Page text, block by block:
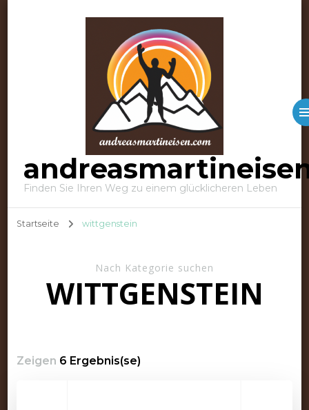
Finden Sie Ihren Weg zu einem glücklicheren Leben
Startseite wittgenstein
Nach Kategorie suchen
WITTGENSTEIN
Zeigen 6 Ergebnis(se)